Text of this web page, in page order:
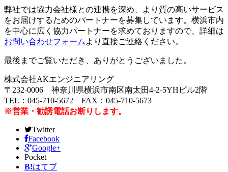
弊社では協力会社様との連携を深め、より質の高いサービス
をお届けするためのパートナーを募集しています。横浜市内
を中心に広く協力パートナーを求めておりますので、詳細は
お問い合わせフォームより直接ご連絡ください。
最後までご覧いただき、ありがとうございました。
株式会社AKエンジニアリング
〒232-0006 神奈川県横浜市南区南太田4-2-5YHビル2階
TEL：045-710-5672 FAX：045-710-5673
※営業・勧誘電話お断りします。
Twitter
Facebook
Google+
Pocket
B!はてブ